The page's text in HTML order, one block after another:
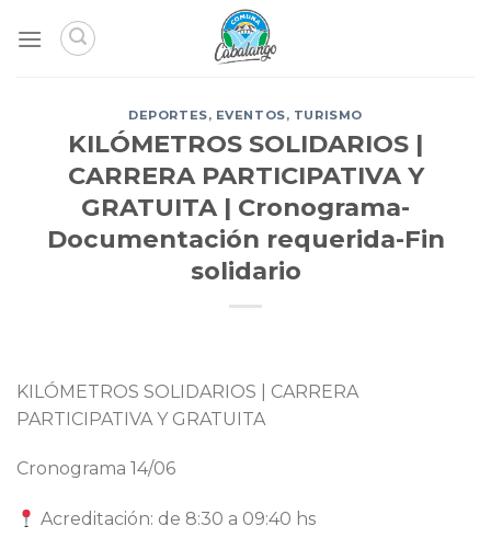
DEPORTES, EVENTOS, TURISMO
KILÓMETROS SOLIDARIOS |
CARRERA PARTICIPATIVA Y
GRATUITA | Cronograma-
Documentación requerida-Fin
solidario
KILÓMETROS SOLIDARIOS | CARRERA
PARTICIPATIVA Y GRATUITA
Cronograma 14/06
Acreditación: de 8:30 a 09:40 hs